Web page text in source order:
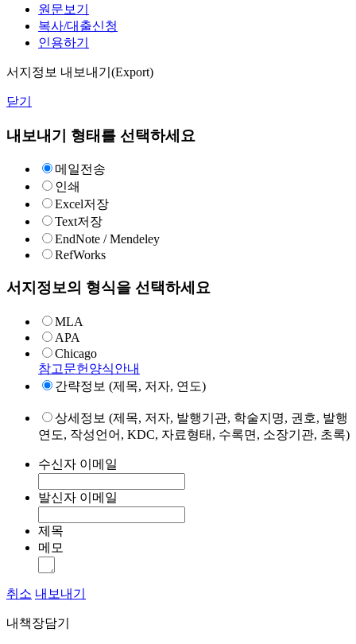
원문보기
복사/대출신청
인용하기
서지정보 내보내기(Export)
닫기
내보내기 형태를 선택하세요
메일전송
인쇄
Excel저장
Text저장
EndNote / Mendeley
RefWorks
서지정보의 형식을 선택하세요
MLA
APA
Chicago
참고문헌양식안내
간략정보 (제목, 저자, 연도)
상세정보 (제목, 저자, 발행기관, 학술지명, 권호, 발행
연도, 작성언어, KDC, 자료형태, 수록면, 소장기관, 초록)
수신자 이메일
발신자 이메일
제목
메모
취소 내보내기
내책장담기